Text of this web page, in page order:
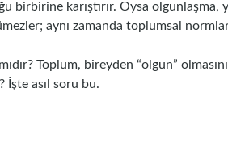
birbirine karıştırır. Oysa olgunlaşma,
aynı zamanda toplumsal
Toplum, bireyden “olgun”
İşte asıl soru bu.